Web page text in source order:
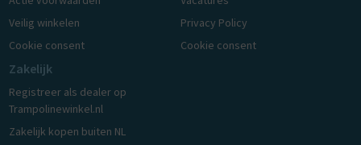
Veilig winkelen
Cookie consent
Privacy Policy
Cookie consent
Zakelijk
Registreer als dealer op
Trampolinewinkel.nl
Zakelijk kopen buiten NL